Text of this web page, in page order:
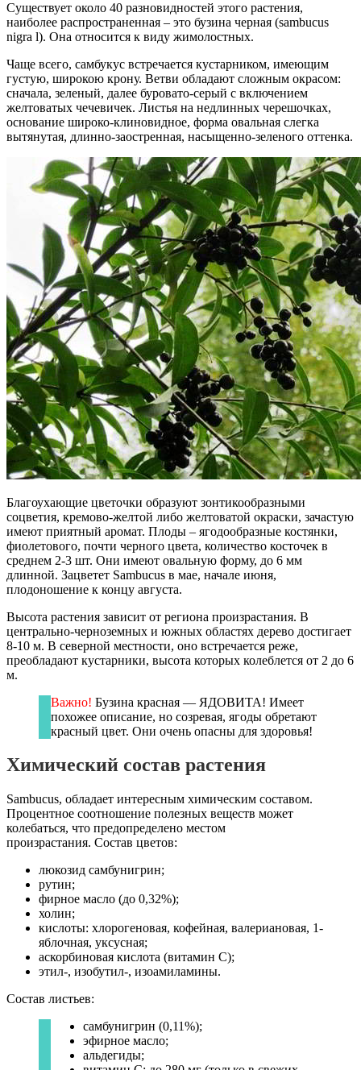
Существует около 40 разновидностей этого растения,
наиболее распространенная – это бузина черная (sambucus
nigra l). Она относится к виду жимолостных.
Чаще всего, самбукус встречается кустарником, имеющим
густую, широкою крону. Ветви обладают сложным окрасом:
сначала, зеленый, далее буровато-серый с включением
желтоватых чечевичек. Листья на недлинных черешочках,
основание широко-клиновидное, форма овальная слегка
вытянутая, длинно-заостренная, насыщенно-зеленого оттенка.
Благоухающие цветочки образуют зонтикообразными
соцветия, кремово-желтой либо желтоватой окраски, зачастую
имеют приятный аромат. Плоды – ягодообразные костянки,
фиолетового, почти черного цвета, количество косточек в
среднем 2-3 шт. Они имеют овальную форму, до 6 мм
длинной. Зацветет Sambucus в мае, начале июня,
плодоношение к концу августа.
Высота растения зависит от региона произрастания. В
центрально-черноземных и южных областях дерево достигает
8-10 м. В северной местности, оно встречается реже,
преобладают кустарники, высота которых колеблется от 2 до 6
м.
Важно! Бузина красная — ЯДОВИТА! Имеет
похожее описание, но созревая, ягоды обретают
красный цвет. Они очень опасны для здоровья!
Химический состав растения
Sambucus, обладает интересным химическим составом.
Процентное соотношение полезных веществ может
колебаться, что предопределено местом
произрастания. Состав цветов:
люкозид самбунигрин;
рутин;
фирное масло (до 0,32%);
холин;
кислоты: хлорогеновая, кофейная, валериановая, 1-
яблочная, уксусная;
аскорбиновая кислота (витамин С);
этил-, изобутил-, изоамиламины.
Состав листьев:
самбунигрин (0,11%);
эфирное масло;
альдегиды;